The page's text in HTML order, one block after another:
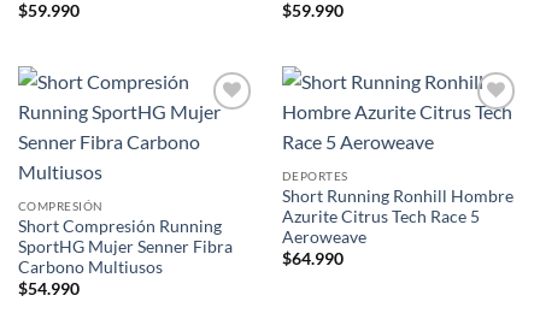
$59.990
$59.990
Add to
wishlist
COMPRESIÓN
Short Compresión Running
SportHG Mujer Senner Fibra
Carbono Multiusos
$54.990
DEPORTES
Short Running Ronhill Hombre
Azurite Citrus Tech Race 5
Aeroweave
$64.990